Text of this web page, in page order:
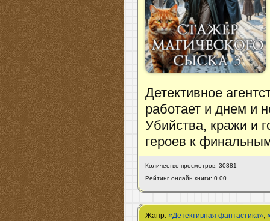
Детективное
работает и днем и
Убийства, кражи и
героев к
Количество просмотров: 30881
Рейтинг онлайн книги: 0.00
Жанр:«Детективная фантастика»,